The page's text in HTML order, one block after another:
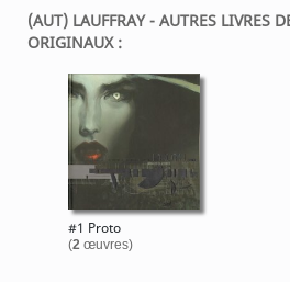
(AUT) LAUFFRAY - AUTRES LIVRES
ORIGINAUX :
#1 Proto
(2 œuvres)